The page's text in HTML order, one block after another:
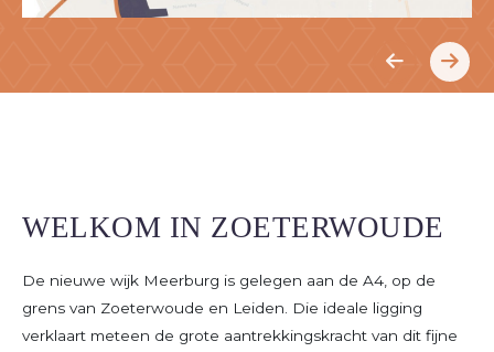
Previous Next
WELKOM IN ZOETERWOUDE
De nieuwe wijk Meerburg is gelegen aan de A4, op de
grens van Zoeterwoude en Leiden. Die ideale ligging
verklaart meteen de grote aantrekkingskracht van dit fijne